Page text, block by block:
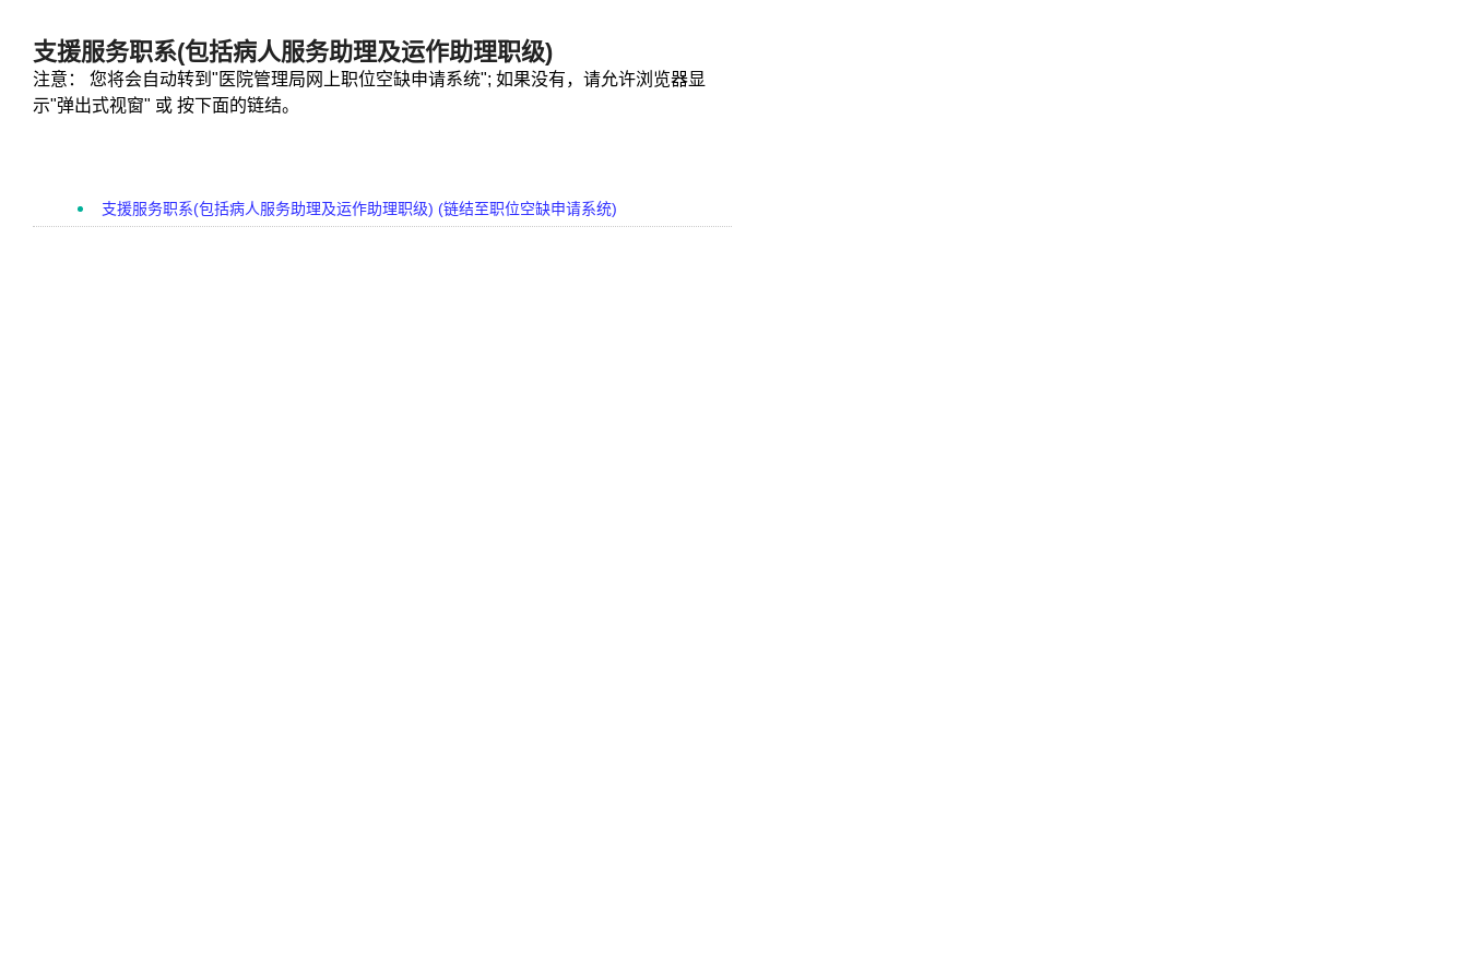
支援服务职系(包括病人服务助理及运作助理职级)
注意： 您将会自动转到"医院管理局网上职位空缺申请系统"; 如果没有，请允许浏览器显
示"弹出式视窗" 或 按下面的链结。
支援服务职系(包括病人服务助理及运作助理职级) (链结至职位空缺申请系统)